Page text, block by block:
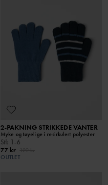
2-PAKNING STRIKKEDE VANTER
Myke og tøyelige i resirkulert polyester
Stl: 1-6
77 kr
OUTLET